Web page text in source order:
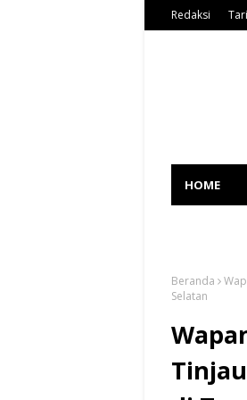
Redaksi
HOME
Beranda
Selatan